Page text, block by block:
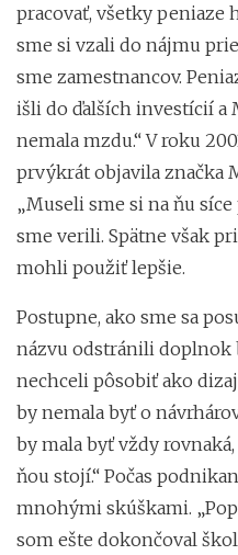
pracovať, všetky peniaze
sme si vzali do nájmu
sme zamestnancov.
išli do ďalších investícií a
nemala mzdu.“ V roku
prvýkrát objavila značka
„Museli sme si na ňu
sme verili. Spätne však
mohli použiť lepšie.
Postupne, ako sme sa
názvu odstránili doplnok
nechceli pôsobiť ako
by nemala byť o
by mala byť vždy
ňou stojí.“ Počas
mnohými skúškami.
som ešte dokončoval